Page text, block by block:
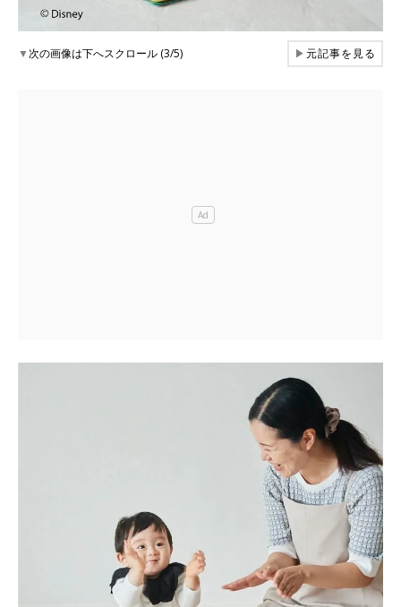
▼次の画像は下へスクロール (3/5) ▶元記事を見る